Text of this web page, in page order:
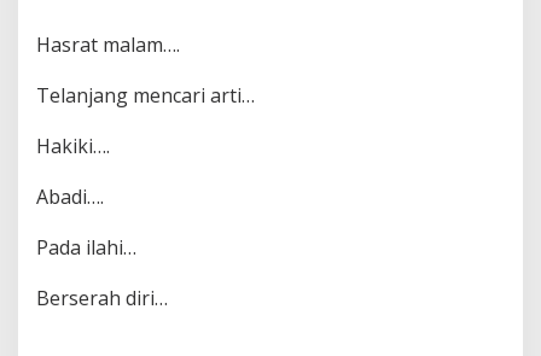
Hasrat malam….
Telanjang mencari arti…
Hakiki….
Abadi….
Pada ilahi…
Berserah diri…